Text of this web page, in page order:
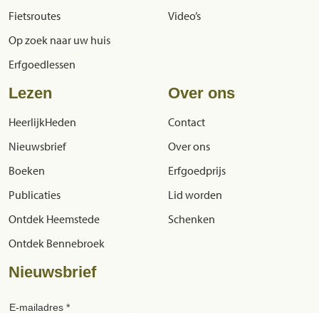
Fietsroutes
Op zoek naar uw huis
Erfgoedlessen
Video’s
Lezen
HeerlijkHeden
Nieuwsbrief
Boeken
Publicaties
Ontdek Heemstede
Ontdek Bennebroek
Over ons
Contact
Over ons
Erfgoedprijs
Lid worden
Schenken
Nieuwsbrief